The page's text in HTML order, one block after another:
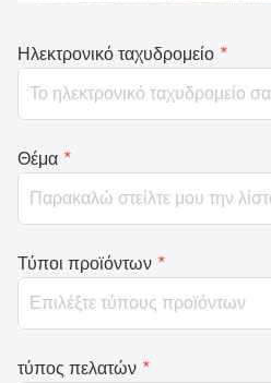
Ηλεκτρονικό ταχυδρομείο *
Θέμα *
Τύποι προϊόντων *
τύπος πελατών *